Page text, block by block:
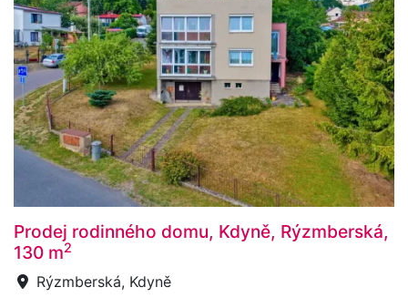
Prodej rodinného domu, Kdyně, Rýzmberská,
130 m2
Rýzmberská, Kdyně